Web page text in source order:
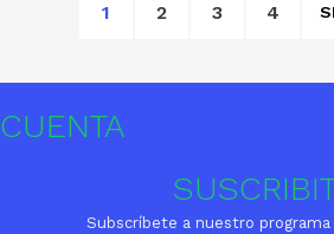
1 2 3 4
CUENTA
Subscríbete a nuestro